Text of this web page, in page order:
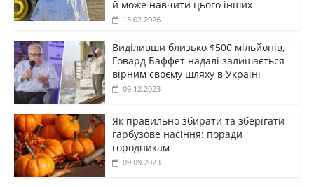
й може навчити цього інших
13.02.2026
Виділивши близько $500 мільйонів,
Говард Баффет надалі залишається
вірним своєму шляху в Україні
09.12.2023
Як правильно збирати та зберігати
гарбузове насіння: поради
городникам
09.09.2023